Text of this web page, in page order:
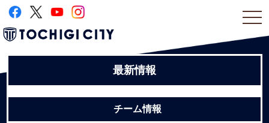
最新情報
チーム情報